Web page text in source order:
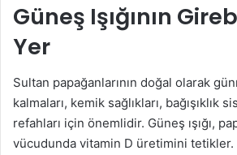
Güneş Işığının
Yer
Sultan papağanlarının doğal olarak
kalmaları, kemik sağlıkları, bağışıklık
refahları için önemlidir. Güneş ışığı,
vücudunda vitamin D üretimini tetikler.